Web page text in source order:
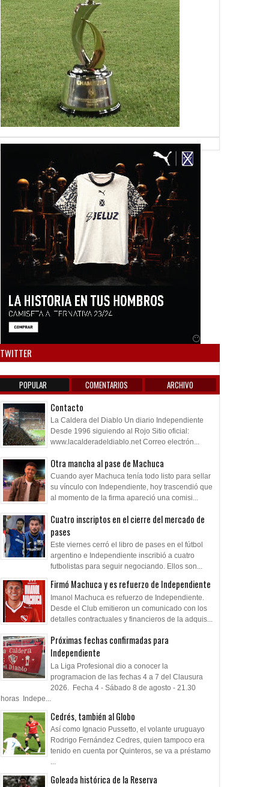
TWITTER
POPULAR COMENTARIOS ARCHIVO
Contacto
La Caldera del Diablo Un diario Independiente
Desde 1996 siguiendo al Rojo Sitio oficial:
www.lacalderadeldiablo.net Correo electrón...
Otra mancha al pase de Machuca
Cuando ayer Machuca tenía todo listo para sellar
su vínculo con Independiente, hoy trascendió que
al momento de la firma apareció una comisi...
Cuatro inscriptos en el cierre del mercado de
pases
Este viernes cerró el libro de pases en el fútbol
argentino e Independiente inscribió a cuatro
futbolistas para seguir negociando. Ellos son...
Firmó Machuca y es refuerzo de Independiente
Imanol Machuca es refuerzo de Independiente.
Desde el Club emitieron un comunicado con los
detalles contractuales y financieros de la adquis...
Próximas fechas confirmadas para
Independiente
La Liga Profesional dio a conocer la
programacion de las fechas 4 a 7 del Clausura
2026. Fecha 4 - Sábado 8 de agosto - 21.30
horas Indepe...
Cedrés, también al Globo
Así como Ignacio Pussetto, el volante uruguayo
Rodrigo Fernández Cedres, quien tampoco era
tenido en cuenta por Quinteros, se va a préstamo
...
Goleada histórica de la Reserva